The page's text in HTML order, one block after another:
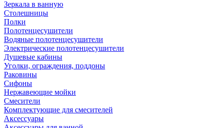
Зеркала в ванную
Столешницы
Полки
Полотенцесушители
Водяные полотенцесушители
Электрические полотенцесушители
Душевые кабины
Уголки, ограждения, поддоны
Раковины
Сифоны
Нержавеющие мойки
Смесители
Комплектующие для смесителей
Аксессуары